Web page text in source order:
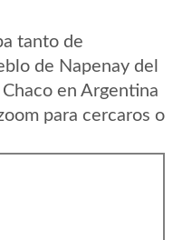
tanto de
de Napenay del
en Argentina
para cercaros o